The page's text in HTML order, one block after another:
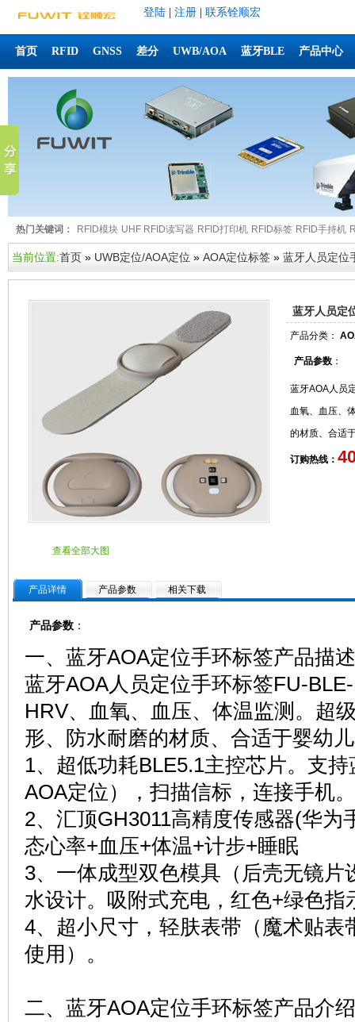
登陆 注册 联系铨顺宏
首页 RFID GNSS 差分 UWB/AOA 蓝牙BLE 产品中心
热门关键词： RFID模块 UHF RFID读写器 RFID打印机 RFID标签 RFID手持机
当前位置:首页 » UWB定位/AOA定位 » AOA定位标签 » 蓝牙人员定位
查看全部大图
蓝牙人员定
产品分类：
产品参数 ：
蓝牙AOA人员
血氧、血压、
的材质、合适
订购热线：
产品详情 产品参数 相关下载
产品参数 ：
一、蓝牙AOA定位手环标签产品描
蓝牙AOA人员定位手环标签FU-
HRV、血氧、血压、体温监测。超
形、防水耐磨的材质、合适于婴幼
1、超低功耗BLE5.1主控芯片。支
AOA定位），扫描信标，连接手机。
2、汇顶GH3011高精度传感器(华为
态心率+血压+体温+计步+睡眠
3、一体成型双色模具（后壳无镜片
水设计。吸附式充电，红色+绿色指
4、超小尺寸，轻肤表带（魔术贴表
使用）。
二、蓝牙AOA定位手环标签产品介